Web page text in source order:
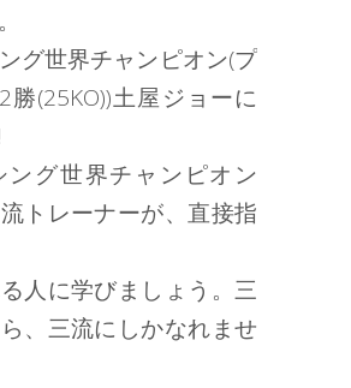
グ世界チャンピオン(プ
勝(25KO))土屋ジョーに
ング世界チャンピオン
トレーナーが、直接指
人に学びましょう。三
、三流にしかなれませ